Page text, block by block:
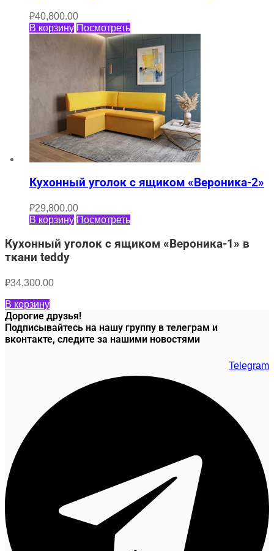
₽40,800.00
В корзину Посмотреть
Кухонный уголок с ящиком «Вероника-2»
₽29,800.00
В корзину Посмотреть
Кухонный уголок с ящиком «Вероника-1» в
ткани teddy
₽34,300.00
В корзину
Дорогие друзья!
Подписывайтесь на нашу группу в телеграм и
вконтакте, следите за нашими новостями
Telegram